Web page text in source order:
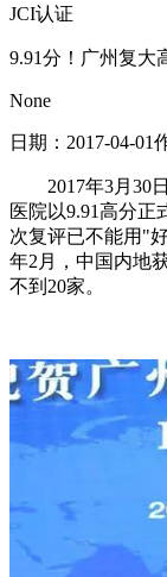
JCI认证
9.91分！广州复大
None
日期： 2017-04-01
2017年3月30日
医院以9.91高分正
次复评已不能用"
年2月，中国内地
不到20家。